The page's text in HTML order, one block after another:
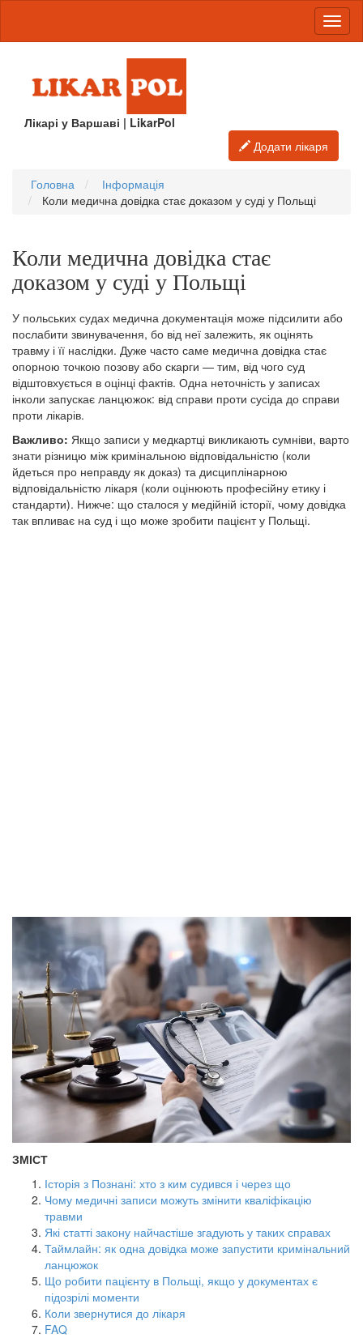
Лікарі у Варшаві | LikarPol
Додати лікаря
Головна
Інформація
Коли медична довідка стає доказом у суді у Польщі
Коли медична довідка стає
доказом у суді у Польщі
У польських судах медична документація може підсилити або
послабити звинувачення, бо від неї залежить, як оцінять
травму і її наслідки. Дуже часто саме медична довідка стає
опорною точкою позову або скарги — тим, від чого суд
відштовхується в оцінці фактів. Одна неточність у записах
інколи запускає ланцюжок: від справи проти сусіда до справи
проти лікарів.
Важливо: Якщо записи у медкартці викликають сумніви, варто
знати різницю між кримінальною відповідальністю (коли
йдеться про неправду як доказ) та дисциплінарною
відповідальністю лікаря (коли оцінюють професійну етику і
стандарти). Нижче: що сталося у медійній історії, чому довідка
так впливає на суд і що може зробити пацієнт у Польщі.
ЗМІСТ
Історія з Познані: хто з ким судився і через що
Чому медичні записи можуть змінити кваліфікацію
травми
Які статті закону найчастіше згадують у таких справах
Таймлайн: як одна довідка може запустити кримінальний
ланцюжок
Що робити пацієнту в Польщі, якщо у документах є
підозрілі моменти
Коли звернутися до лікаря
FAQ